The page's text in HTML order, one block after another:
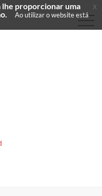
lhe proporcionar uma
Ao utilizar o website está
x